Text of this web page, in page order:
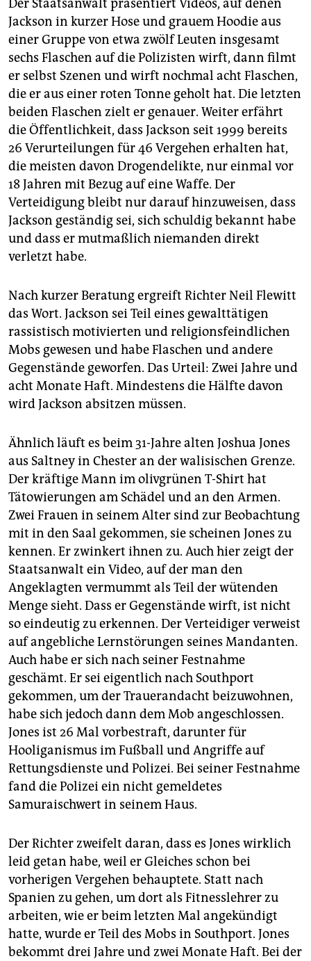
Der Staatsanwalt präsentiert Videos, auf denen
Jackson in kurzer Hose und grauem Hoodie aus
einer Gruppe von etwa zwölf Leuten insgesamt
sechs Flaschen auf die Polizisten wirft, dann filmt
er selbst Szenen und wirft nochmal acht Flaschen,
die er aus einer roten Tonne geholt hat. Die letzten
beiden Flaschen zielt er genauer. Weiter erfährt
die Öffentlichkeit, dass Jackson seit 1999 bereits
26 Verurteilungen für 46 Vergehen erhalten hat,
die meisten davon Drogendelikte, nur einmal vor
18 Jahren mit Bezug auf eine Waffe. Der
Verteidigung bleibt nur darauf hinzuweisen, dass
Jackson geständig sei, sich schuldig bekannt habe
und dass er mutmaßlich niemanden direkt
verletzt habe.
Nach kurzer Beratung ergreift Richter Neil Flewitt
das Wort. Jackson sei Teil eines gewalttätigen
rassistisch motivierten und religionsfeindlichen
Mobs gewesen und habe Flaschen und andere
Gegenstände geworfen. Das Urteil: Zwei Jahre und
acht Monate Haft. Mindestens die Hälfte davon
wird Jackson absitzen müssen.
Ähnlich läuft es beim 31-Jahre alten Joshua Jones
aus Saltney in Chester an der walisischen Grenze.
Der kräftige Mann im olivgrünen T-Shirt hat
Tätowierungen am Schädel und an den Armen.
Zwei Frauen in seinem Alter sind zur Beobachtung
mit in den Saal gekommen, sie scheinen Jones zu
kennen. Er zwinkert ihnen zu. Auch hier zeigt der
Staatsanwalt ein Video, auf der man den
Angeklagten vermummt als Teil der wütenden
Menge sieht. Dass er Gegenstände wirft, ist nicht
so eindeutig zu erkennen. Der Verteidiger verweist
auf angebliche Lernstörungen seines Mandanten.
Auch habe er sich nach seiner Festnahme
geschämt. Er sei eigentlich nach Southport
gekommen, um der Trauerandacht beizuwohnen,
habe sich jedoch dann dem Mob angeschlossen.
Jones ist 26 Mal vorbestraft, darunter für
Hooliganismus im Fußball und Angriffe auf
Rettungsdienste und Polizei. Bei seiner Festnahme
fand die Polizei ein nicht gemeldetes
Samuraischwert in seinem Haus.
Der Richter zweifelt daran, dass es Jones wirklich
leid getan habe, weil er Gleiches schon bei
vorherigen Vergehen behauptete. Statt nach
Spanien zu gehen, um dort als Fitnesslehrer zu
arbeiten, wie er beim letzten Mal angekündigt
hatte, wurde er Teil des Mobs in Southport. Jones
bekommt drei Jahre und zwei Monate Haft. Bei der